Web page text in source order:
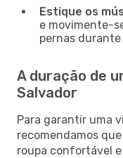
Estique os
e movimente-
pernas durante
A duração de
Salvador
Para garantir uma
recomendamos
roupa confortável